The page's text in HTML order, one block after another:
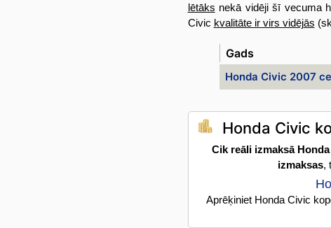
lētāks nekā vidēji šī vecuma
Civic kvalitāte ir virs vidējās
Gads
Honda Civic 2007
Honda Civic
Cik reāli izmaksā
izmaksas,
Aprēķiniet Honda Civic